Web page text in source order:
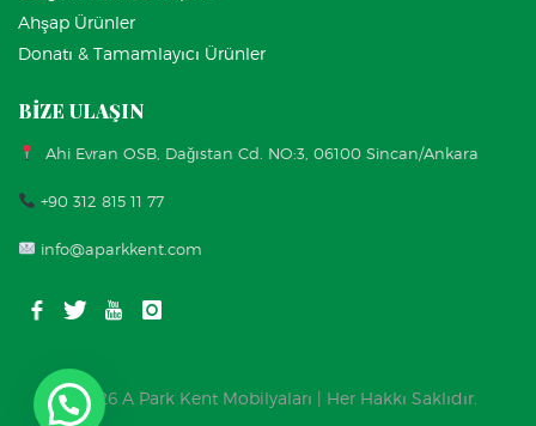
Ahşap Ürünler
Donatı & Tamamlayıcı Ürünler
BİZE ULAŞIN
Ahi Evran OSB, Dağıstan Cd. NO:3, 06100 Sincan/Ankara
+90 312 815 11 77
info@aparkkent.com
© 2026 A Park Kent Mobilyaları | Her Hakkı Saklıdır.